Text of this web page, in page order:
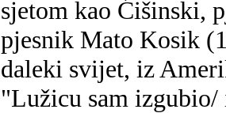
sjetom kao Ćišinski,
pjesnik Mato Kosik
daleki svijet, iz
"Lužicu sam izgubio/